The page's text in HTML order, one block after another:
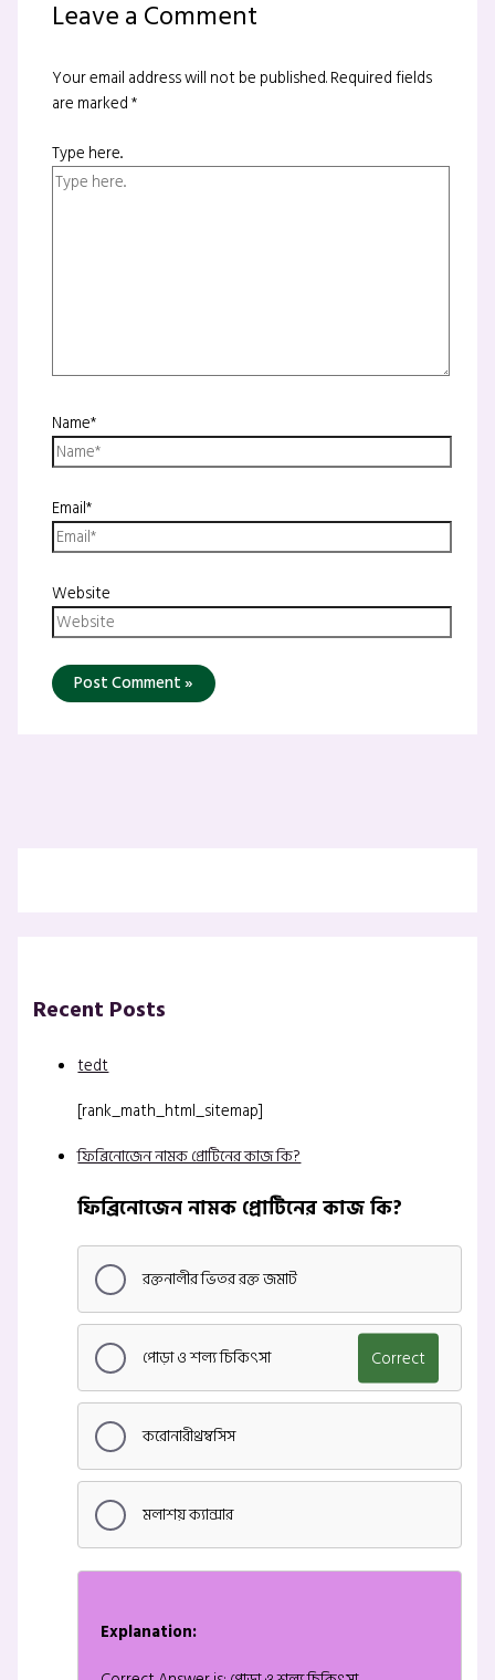
Leave a Comment
Your email address will not be published.Required fields
are marked*
Type here..
Name*
Email*
Website
Recent Posts
tedt
[rank_math_html_sitemap]
ফিব্রিনোজেন নামক প্রোটিনের কাজ কি?
ফিব্রিনোজেন নামক প্রোটিনের কাজ কি?
রক্তনালীর ভিতর রক্ত জমাট
পোড়া ও শল্য চিকিৎসা Correct
করোনারীথ্রম্বসিস
মলাশয় ক্যান্সার
Explanation: